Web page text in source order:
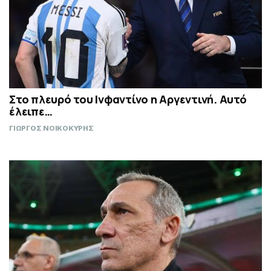
Στο πλευρό του Ινφαντίνο η Αργεντινή. Αυτό
έλειπε…
ΓΙΩΡΓΟΣ ΝΟΙΚΟΚΥΡΗΣ